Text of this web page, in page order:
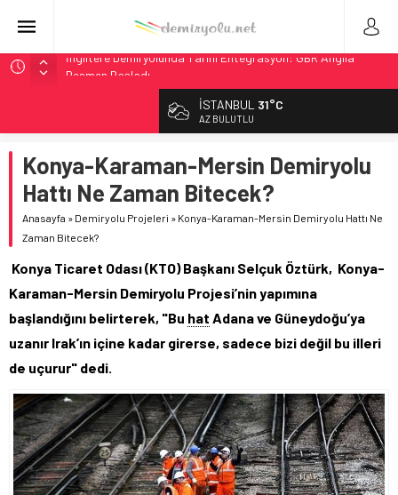
İngiltere Demiryolunda Tarihi Entegrasyon: GBR Anglia
Resmen Başladı
ÖBB ve RFI’dan Brenner’da 15 Günlük Bakım: Tren Seferleri
NS, Temmuz 2026’dan İtibaren Koltukta Bagaja Kalıcı
Yasak, Ceza Yok
Madrid Atocha’da 56 Milyon Euro’luk Yenileme: Sol Tüneli
%33 Kapasite Artışı
İSTANBUL 31°C
AZ BULUTLU
Konya-Karaman-Mersin Demiryolu
Hattı Ne Zaman Bitecek?
Anasayfa » Demiryolu Projeleri » Konya-Karaman-Mersin Demiryolu Hattı Ne
Zaman Bitecek?
Konya Ticaret Odası (KTO) Başkanı Selçuk Öztürk, Konya-
Karaman-Mersin Demiryolu Projesi’nin yapımına
başlandığını belirterek, "Bu hat Adana ve Güneydoğu’ya
uzanır Irak’ın içine kadar girerse, sadece bizi değil bu illeri
de uçurur" dedi.